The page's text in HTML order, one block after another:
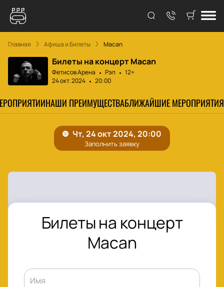
Главная Афиша и Билеты Macan
Билеты на концерт Macan
Фетисов Арена Рэп
12+
24 окт. 2024
20:00
НАШИ ПРЕИМУЩЕСТВАБЛИЖАЙШИЕ МЕРОПРИЯТИЯ
Билеты на концерт
Macan
Имя